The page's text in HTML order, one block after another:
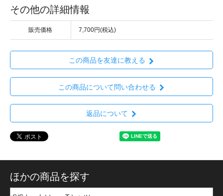
その他の詳細情報
販売価格 7,700円(税込)
この商品を友達に教える
この商品について問い合わせる
返品について
ほかの商品を探す